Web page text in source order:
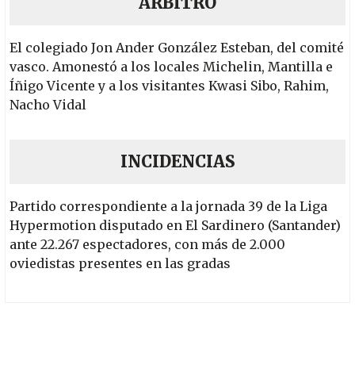
El colegiado Jon Ander González Esteban, del comité
vasco. Amonestó a los locales Michelin, Mantilla e
Íñigo Vicente y a los visitantes Kwasi Sibo, Rahim,
Nacho Vidal
INCIDENCIAS
Partido correspondiente a la jornada 39 de la Liga
Hypermotion disputado en El Sardinero (Santander)
ante 22.267 espectadores, con más de 2.000
oviedistas presentes en las gradas